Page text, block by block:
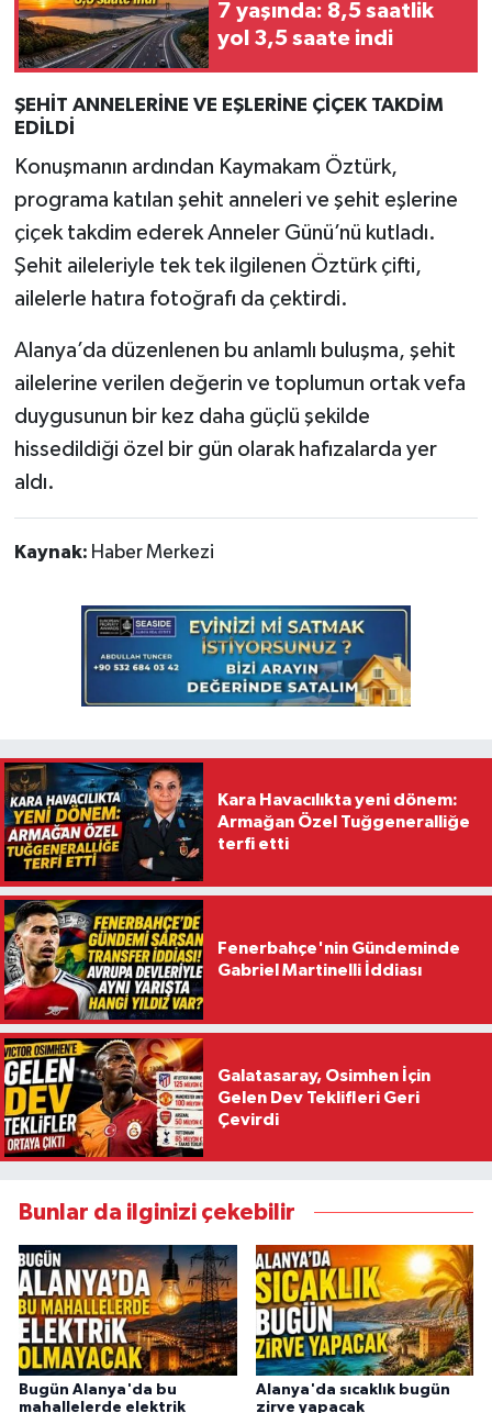
7 yaşında: 8,5 saatlik
yol 3,5 saate indi
ŞEHİT ANNELERİNE VE EŞLERİNE ÇİÇEK TAKDİM
EDİLDİ
Konuşmanın ardından Kaymakam Öztürk,
programa katılan şehit anneleri ve şehit eşlerine
çiçek takdim ederek Anneler Günü’nü kutladı.
Şehit aileleriyle tek tek ilgilenen Öztürk çifti,
ailelerle hatıra fotoğrafı da çektirdi.
Alanya’da düzenlenen bu anlamlı buluşma, şehit
ailelerine verilen değerin ve toplumun ortak vefa
duygusunun bir kez daha güçlü şekilde
hissedildiği özel bir gün olarak hafızalarda yer
aldı.
Kaynak: Haber Merkezi
Kara Havacılıkta yeni dönem:
Armağan Özel Tuğgeneralliğe
terfi etti
Fenerbahçe'nin Gündeminde
Gabriel Martinelli İddiası
Galatasaray, Osimhen İçin
Gelen Dev Teklifleri Geri
Çevirdi
Bunlar da ilginizi çekebilir
Bugün Alanya'da bu
mahallelerde elektrik
Alanya'da sıcaklık bugün
zirve yapacak